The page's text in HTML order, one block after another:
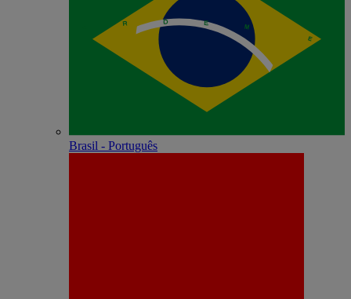
Brasil - Português